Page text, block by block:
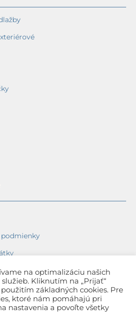
podmienky
na optimalizáciu našich
Kliknutím na „Prijať“
základných cookies. Pre
ktoré nám pomáhajú pri
nastavenia a povoľte všetky